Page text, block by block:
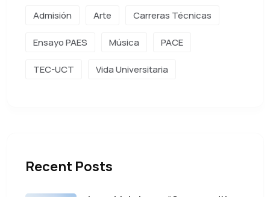
Admisión Arte Carreras Técnicas
Ensayo PAES Música PACE
TEC-UCT Vida Universitaria
Recent Posts